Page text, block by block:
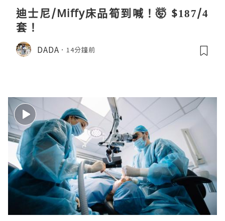
迪士尼/Miffy床品筍到喊！🤯 $187/4
套！
DADA 14分鐘前